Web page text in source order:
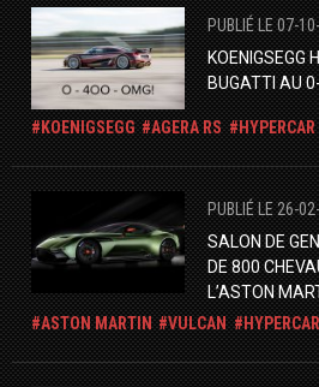
PUBLIÉ LE 07-
KOENIGSEGG
BUGATTI AU
KOENIGSEGG AGERA RS HYPERCAR
PUBLIÉ LE 26-
SALON DE
DE 800
L’ASTON
ASTON MARTIN
VULCAN HYPERCAR